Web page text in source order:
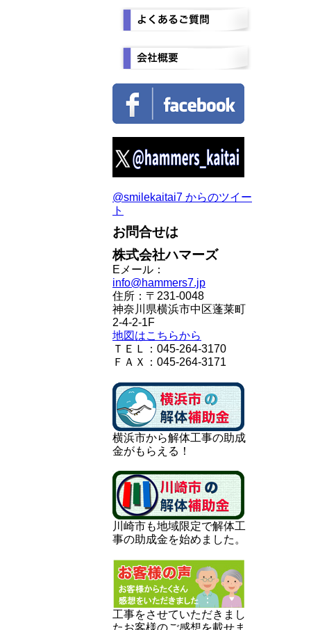
@smilekaitai7 からのツイー
ト
お問合せは
株式会社ハマーズ
Eメール：
info@hammers7.jp
住所：〒231-0048
神奈川県横浜市中区蓬莱町
2-4-2-1F
地図はこちらから
ＴＥＬ：045-264-3170
ＦＡＸ：045-264-3171
横浜市から解体工事の助成
金がもらえる！
川崎市も地域限定で解体工
事の助成金を始めました。
工事をさせていただきまし
たお客様のご感想を載せま